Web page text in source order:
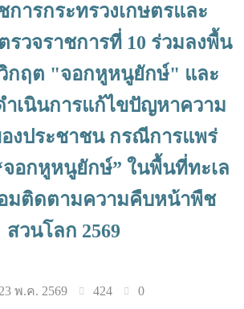
การกระทรวงเกษตรและ
วจราชการที่ 10 ร่วมลงพื้น
กฤต "จอกหูหนูยักษ์" และ
ำเนินการแก้ไขปัญหาความ
งประชาชน กรณีการแพร่
จอกหูหนูยักษ์” ในพื้นที่ทะเล
มติดตามความคืบหน้าพืช
สวนโลก 2569
23 พ.ค. 2569 424 0